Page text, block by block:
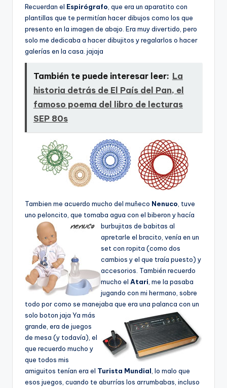
Recuerdan el Espirógrafo , que era un aparatito con
plantillas que te permití­an hacer dibujos como los que
presento en la imagen de abajo. Era muy divertido, pero
solo me dedicaba a hacer dibujitos y regalarlos o hacer
galerí­as en la casa. jajaja
También te puede interesar leer: La
historia detrás de El País del Pan, el
famoso poema del libro de lecturas
SEP 80s
Tambien me acuerdo mucho del muñeco Nenuco , tuve
uno peloncito, que tomaba agua con el biberon yhací­a
burbujitas de babitas al
apretarle el bracito, vení­a en un
set con ropita (como dos
cambios y el que traí­a puesto) y
accesorios. También recuerdo
mucho el Atari , me la pasaba
jugando con mi hermano, sobre
todo por como se manejaba que era una palanca con un
solo boton jaja Ya más
grande, era de juegos
de mesa (y todaví­a), el
que recuerdo mucho y
que todos mis
amiguitos tení­an era el Turista Mundial , lo malo que
esos juegos, cuando te aburrí­as los arrumbabas, incluso